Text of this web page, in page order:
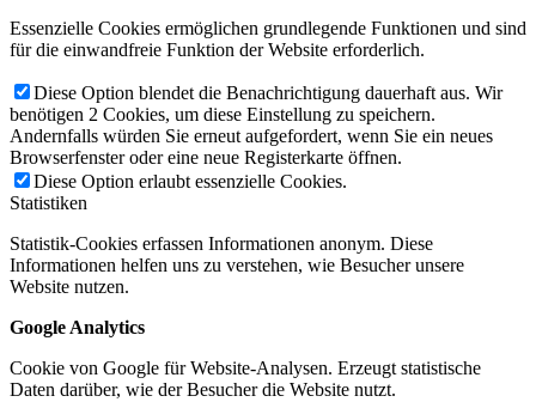
Essenzielle Cookies ermöglichen grundlegende Funktionen und sind
für die einwandfreie Funktion der Website erforderlich.
Diese Option blendet die Benachrichtigung dauerhaft aus. Wir
benötigen 2 Cookies, um diese Einstellung zu speichern.
Andernfalls würden Sie erneut aufgefordert, wenn Sie ein neues
Browserfenster oder eine neue Registerkarte öffnen.
Diese Option erlaubt essenzielle Cookies.
Statistiken
Statistik-Cookies erfassen Informationen anonym. Diese
Informationen helfen uns zu verstehen, wie Besucher unsere
Website nutzen.
Google Analytics
Cookie von Google für Website-Analysen. Erzeugt statistische
Daten darüber, wie der Besucher die Website nutzt.